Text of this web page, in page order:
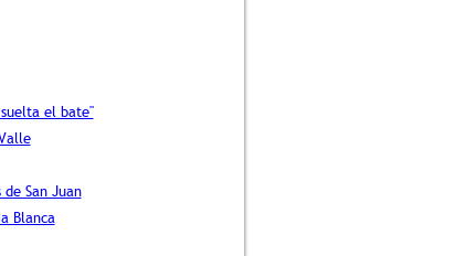
el bate"
San Juan
Blanca